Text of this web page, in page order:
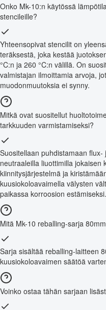
Onko Mk-10:n käytössä
stencileille?
Yhteensopivat stencilit on
teräksestä, joka kestää
°C:n ja 260 °C:n välillä. On
valmistajan ilmoittamia arvoja,
muodonmuutoksia ei synny.
Mitkä ovat suositellut
tarkkuuden varmistamiseksi?
Suositellaan puhdistamaan
neutraaleilla liuottimilla jokaisen
kiinnitysjärjestelmä ja
kuusiokoloavaimella välysten
paikassa korroosion estämiseksi.
Mitä Mk-10 reballing-sarja
Sarja sisältää reballing-laitteen
kuusiokoloavaimen säätöä
Voinko ostaa tähän sarjaan